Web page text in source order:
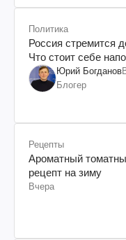
Политика
Россия стремится
Что стоит себе
Юрий Богданов
Блогер
Рецепты
Ароматный
рецепт на зиму
Вчера